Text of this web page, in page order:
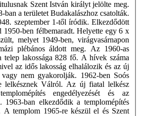
Szent István királyt jelölte meg.
ban a területet Budakalászhoz csatolták.
szeptember 1-től íródik. Elkezdődött
1950-ben félbemaradt. Helyette egy 6 x
melyet 1949-ben, virágvasárnapon
plébános áldott meg. Az 1960-as
telep lakossága 828 fő. A hívek száma
az idős lakosság elhalálozik és az új
nem gyakorolják. 1962-ben Soós
lelkésznek Válról. Az új fiatal lelkész
engedélyezését és az
1963-ban elkezdődik a templomépítés
A templom 1965-re készül el és Szent